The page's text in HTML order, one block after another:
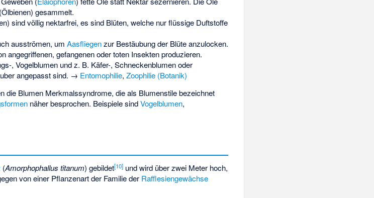
Ölbienen) gesammelt.
sind völlig nektarfrei, es sind Blüten, welche nur flüssige Duftstoffe
ausströmen, um Aasfliegenzur Bestäubung der Blüte anzulocken.
angegriffenen, gefangenen oder toten Insekten produzieren.
, Vogelblumen und z. B. Käfer-, Schneckenblumen oder
angepasst sind. → Entomophilie, Zoophilie (Botanik)
die Blumen Merkmalssyndrome, die als Blumenstile bezeichnet
näher besprochen. Beispiele sindVogelblumen,
(Amorphophallus titanum) gebildet[10] und wird über zwei Meter hoch,
von einer Pflanzenart der Familie der Rafflesiengewächse